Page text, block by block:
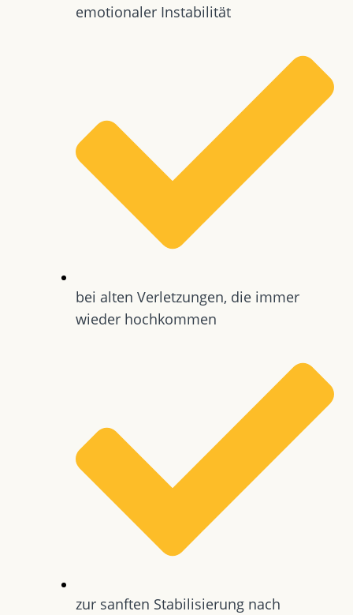
emotionaler Instabilität
bei alten Verletzungen, die immer
wieder hochkommen
zur sanften Stabilisierung nach